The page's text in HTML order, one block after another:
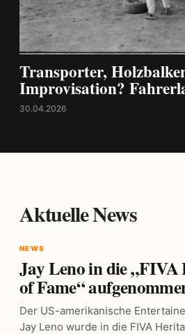
Transporter,
Improvisation?
30.04.2026
Aktuelle News
NEWS
Jay Leno in die
of Fame“
Der US-amerikanische
Jay Leno wurde in die FIVA